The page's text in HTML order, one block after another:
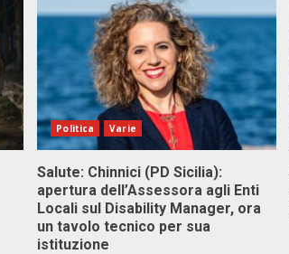
Politica Varie
Salute: Chinnici (PD Sicilia):
apertura dell’Assessora agli Enti
Locali sul Disability Manager, ora
un tavolo tecnico per sua
istituzione